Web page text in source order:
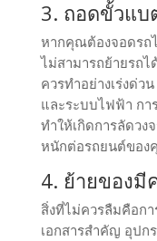
3. ถอดขั้วแบ
หากคุณต้องจอดรถ
ไม่สามารถย้ายรถไ
ควรทำอย่างเร่งด่ว
และระบบไฟฟ้า กา
ทำให้เกิดการลัดวง
หนักต่อรถยนต์ของ
4. ย้ายของมี
สิ่งที่ไม่ควรลืมคือกา
เอกสารสำคัญ อุปก